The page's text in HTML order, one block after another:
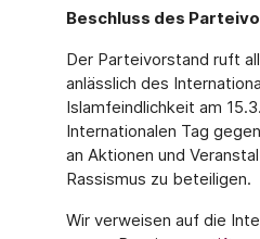
Beschluss des
Der Parteivorstand ruft
anlässlich des
Islamfeindlichkeit am
Internationalen Tag
an Aktionen und
Rassismus zu beteiligen.
Wir verweisen auf die